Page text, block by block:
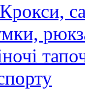
Крокси,